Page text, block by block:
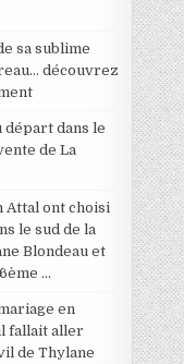
sa sublime
découvrez
départ dans le
de La
Attal ont choisi
le sud de la
Blondeau et
…
en
fallait aller
de Thylane